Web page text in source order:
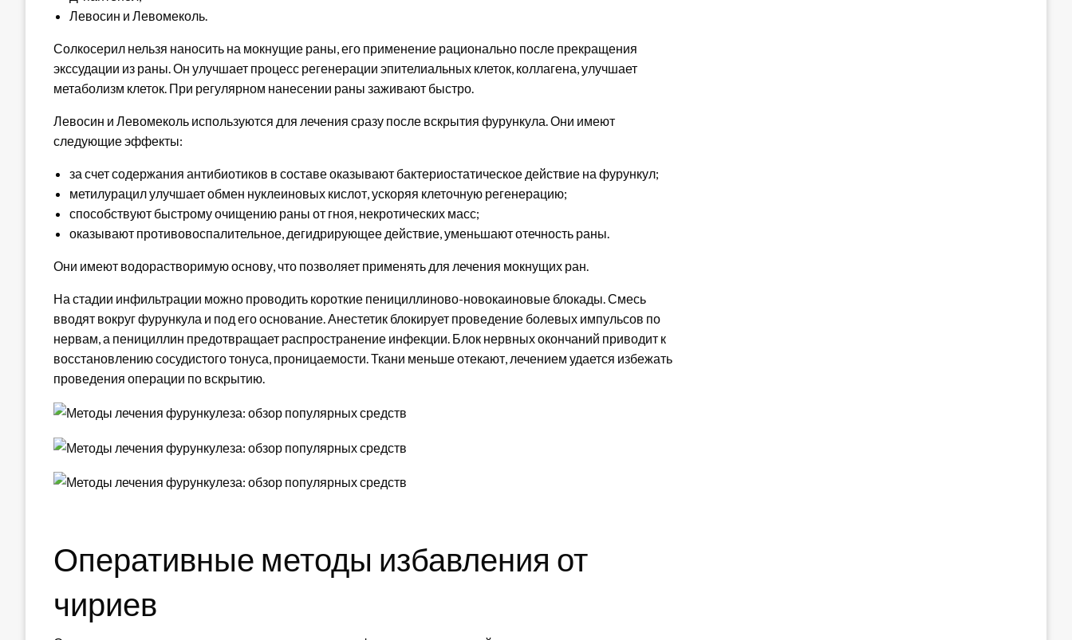
Левосин и Левомеколь.
Солкосерил нельзя наносить на мокнущие раны, его применение рационально после прекращения
экссудации из раны. Он улучшает процесс регенерации эпителиальных клеток, коллагена, улучшает
метаболизм клеток. При регулярном нанесении раны заживают быстро.
Левосин и Левомеколь используются для лечения сразу после вскрытия фурункула. Они имеют
следующие эффекты:
за счет содержания антибиотиков в составе оказывают бактериостатическое действие на фурункул;
метилурацил улучшает обмен нуклеиновых кислот, ускоряя клеточную регенерацию;
способствуют быстрому очищению раны от гноя, некротических масс;
оказывают противовоспалительное, дегидрирующее действие, уменьшают отечность раны.
Они имеют водорастворимую основу, что позволяет применять для лечения мокнущих ран.
На стадии инфильтрации можно проводить короткие пенициллиново-новокаиновые блокады. Смесь
вводят вокруг фурункула и под его основание. Анестетик блокирует проведение болевых импульсов по
нервам, а пенициллин предотвращает распространение инфекции. Блок нервных окончаний приводит к
восстановлению сосудистого тонуса, проницаемости. Ткани меньше отекают, лечением удается избежать
проведения операции по вскрытию.
Оперативные методы избавления от
чириев